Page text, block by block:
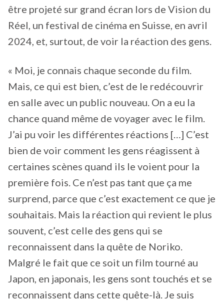
être projeté sur grand écran lors de Vision du
Réel, un festival de cinéma en Suisse, en avril
2024, et, surtout, de voir la réaction des gens.
« Moi, je connais chaque seconde du film.
Mais, ce qui est bien, c’est de le redécouvrir
en salle avec un public nouveau. On a eu la
chance quand même de voyager avec le film.
J’ai pu voir les différentes réactions […] C’est
bien de voir comment les gens réagissent à
certaines scènes quand ils le voient pour la
première fois. Ce n’est pas tant que ça me
surprend, parce que c’est exactement ce que je
souhaitais. Mais la réaction qui revient le plus
souvent, c’est celle des gens qui se
reconnaissent dans la quête de Noriko.
Malgré le fait que ce soit un film tourné au
Japon, en japonais, les gens sont touchés et se
reconnaissent dans cette quête-là. Je suis